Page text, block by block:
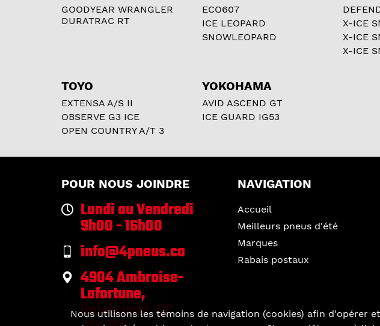
GOODYEAR WRANGLER
DURATRAC RT
ECO607
ICE LEOPARD
SNOWLEOPARD
X-ICE
X-ICE
X-ICE
TOYO
EXTENSA A/S II
OBSERVE G3 ICE
OPEN COUNTRY A/T 3
YOKOHAMA
AVID ASCEND GT
ICE GUARD IG53
POUR NOUS JOINDRE
Lundi au Vendredi
9h00 - 16h00
info@4pneus.ca
4904 Ambroise-
Lafortune,
Boisbriand, QC
NAVIGATION
Accueil
Meilleurs pneus d'été
Marques
Rabais postaux
Nous utilisons les témoins de navigation (cookies) afin d'opérer